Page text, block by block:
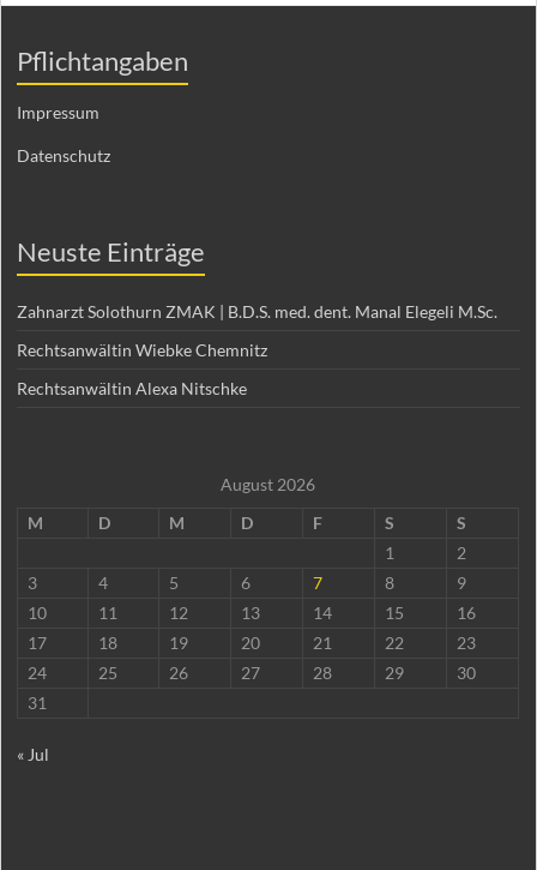
Pflichtangaben
Impressum
Datenschutz
Neuste Einträge
Zahnarzt Solothurn ZMAK | B.D.S. med. dent. Manal Elegeli M.Sc.
Rechtsanwältin Wiebke Chemnitz
Rechtsanwältin Alexa Nitschke
August 2026
M
D M D F S
S
1
2
3
4 5 6 7 8
9
10
11 12 13 14 15
16
17
18 19 20 21 22
23
24
25 26 27 28 29
30
31
« Jul